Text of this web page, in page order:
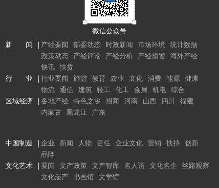
微信公众号
新 闻
产经要闻 部委动态 时政新闻 市场环境
统计数据
政策动态
产经评论 产经分析 产经预警
海外产经
快讯
扶贫
行 业
行业要闻 旅游 教育 农业 文化 消费 能源
健康
物流
通信 建筑 轻工 化工 金属 机电
综合
区域经济
各地产经 特色之乡 招商 河南 山西 四川
福建
内蒙古
黑龙江 广东
中国制造 企业 新闻 人物 责任 企业文化 营销 扶持
创新
品牌
文化艺术
要闻 文产政策 文产智库 名人访 文化名企
丝路观察
文化遗产
书画馆 文学馆